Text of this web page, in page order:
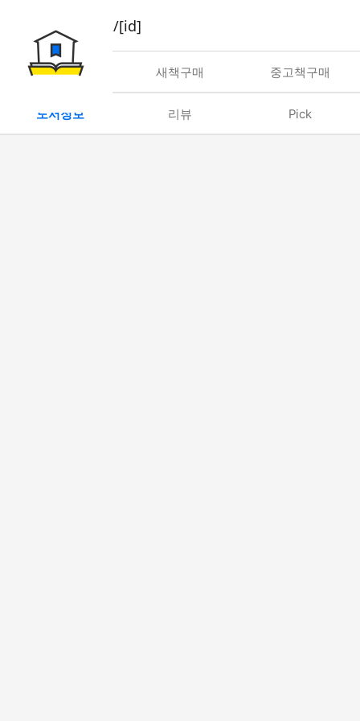
book/rent/[id]
대여 새책구매 중고책구매
도서정보 리뷰 Pick